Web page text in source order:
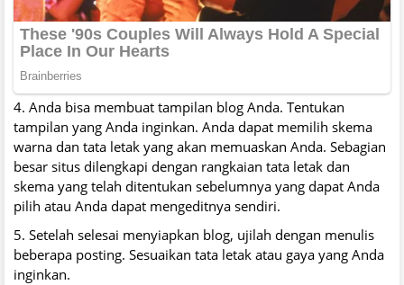
4. Anda bisa membuat tampilan blog Anda. Tentukan
tampilan yang Anda inginkan. Anda dapat memilih skema
warna dan tata letak yang akan memuaskan Anda. Sebagian
besar situs dilengkapi dengan rangkaian tata letak dan
skema yang telah ditentukan sebelumnya yang dapat Anda
pilih atau Anda dapat mengeditnya sendiri.
5. Setelah selesai menyiapkan blog, ujilah dengan menulis
beberapa posting. Sesuaikan tata letak atau gaya yang Anda
inginkan.